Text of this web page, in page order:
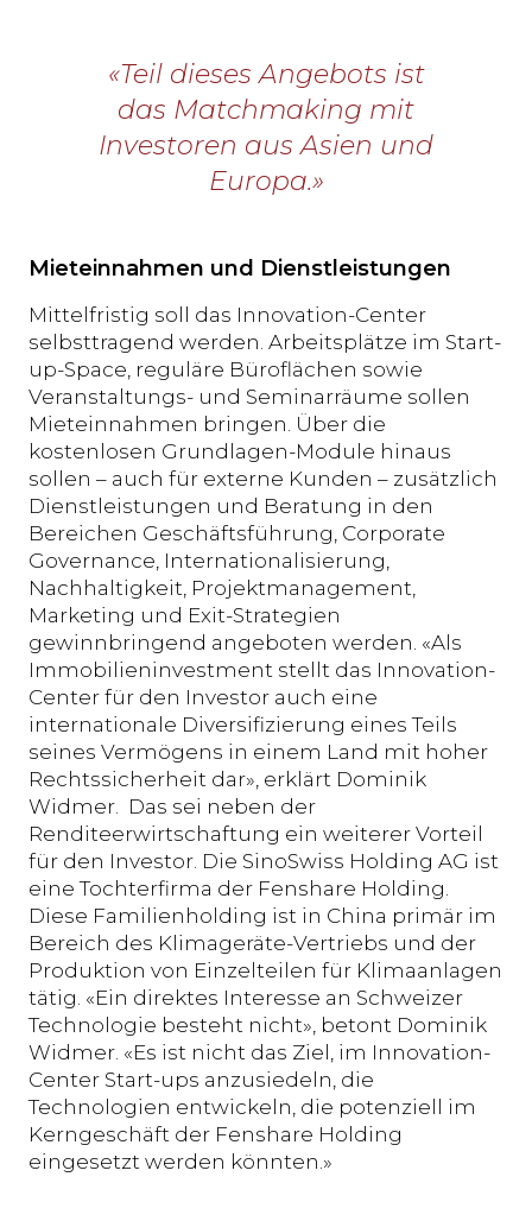
«Teil dieses Angebots ist
das Matchmaking mit
Investoren aus Asien und
Europa.»
Mieteinnahmen und Dienstleistungen
Mittelfristig soll das Innovation-Center
selbsttragend werden. Arbeitsplätze im Start-
up-Space, reguläre Büroflächen sowie
Veranstaltungs- und Seminarräume sollen
Mieteinnahmen bringen. Über die
kostenlosen Grundlagen-Module hinaus
sollen – auch für externe Kunden – zusätzlich
Dienstleistungen und Beratung in den
Bereichen Geschäftsführung, Corporate
Governance, Internationalisierung,
Nachhaltigkeit, Projektmanagement,
Marketing und Exit-Strategien
gewinnbringend angeboten werden. «Als
Immobilieninvestment stellt das Innovation-
Center für den Investor auch eine
internationale Diversifizierung eines Teils
seines Vermögens in einem Land mit hoher
Rechtssicherheit dar», erklärt Dominik
Widmer. Das sei neben der
Renditeerwirtschaftung ein weiterer Vorteil
für den Investor. Die SinoSwiss Holding AG ist
eine Tochterfirma der Fenshare Holding.
Diese Familienholding ist in China primär im
Bereich des Klimageräte-Vertriebs und der
Produktion von Einzelteilen für Klimaanlagen
tätig. «Ein direktes Interesse an Schweizer
Technologie besteht nicht», betont Dominik
Widmer. «Es ist nicht das Ziel, im Innovation-
Center Start-ups anzusiedeln, die
Technologien entwickeln, die potenziell im
Kerngeschäft der Fenshare Holding
eingesetzt werden könnten.»